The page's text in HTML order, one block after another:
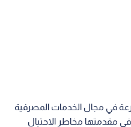
في مجال الخدمات المصرفية
مقدمتها مخاطر الاحتيال